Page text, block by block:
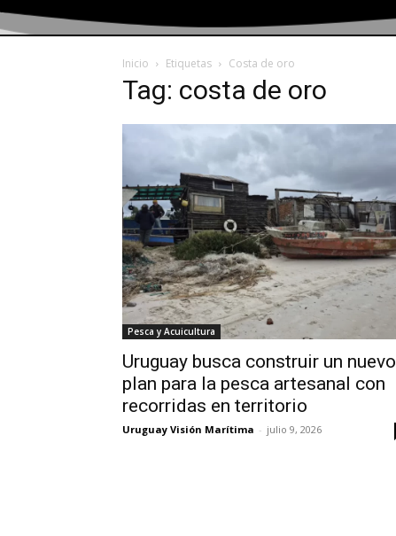
Inicio Etiquetas Costa de oro
Tag: costa de oro
Pesca y Acuicultura
Uruguay busca construir un nuevo
plan para la pesca artesanal con
recorridas en territorio
Uruguay Visión Marítima - julio 9, 2026